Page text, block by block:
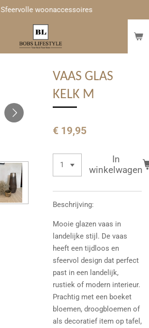
Sfeervolle woonaccessoires
VAAS GLAS
KELK M
€ 19,95
In
winkelwagen
Beschrijving:
Mooie glazen vaas in
landelijke stijl. De vaas
heeft een tijdloos en
sfeervol design dat perfect
past in een landelijk,
rustiek of modern interieur.
Prachtig met een boeket
bloemen, droogbloemen of
als decoratief item op tafel,